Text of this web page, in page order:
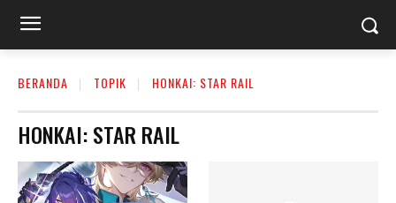
BERANDA TOPIK HONKAI: STAR RAIL
HONKAI: STAR RAIL